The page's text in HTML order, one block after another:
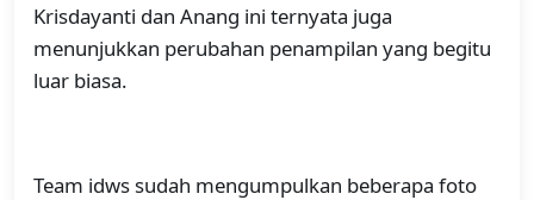
Krisdayanti dan Anang ini ternyata juga
menunjukkan perubahan penampilan yang begitu
luar biasa.
Team idws sudah mengumpulkan beberapa foto